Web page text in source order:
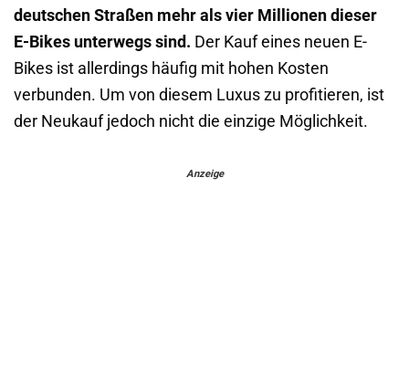
deutschen Straßen mehr als vier Millionen dieser
E-Bikes unterwegs sind. Der Kauf eines neuen E-
Bikes ist allerdings häufig mit hohen Kosten
verbunden. Um von diesem Luxus zu profitieren, ist
der Neukauf jedoch nicht die einzige Möglichkeit.
Anzeige